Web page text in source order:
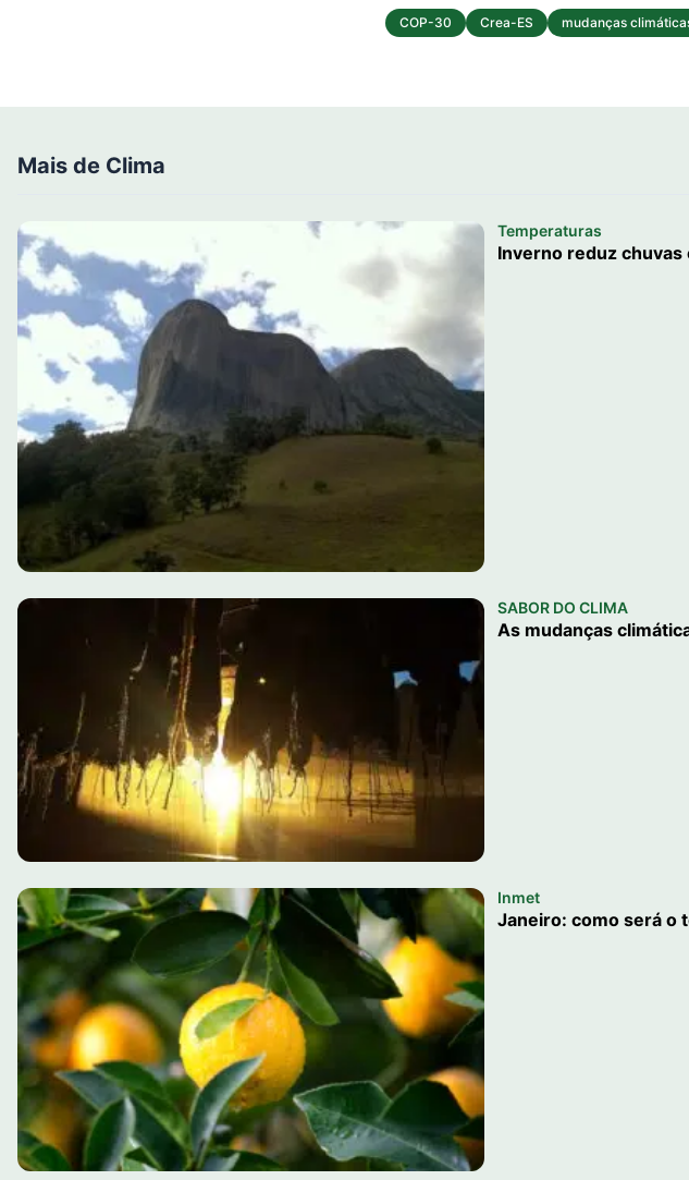
COP-30 Crea-ES mudanças
Mais de Clima
Temperaturas
Inverno reduz
SABOR DO CLIMA
As mudanças
Inmet
Janeiro: como será o